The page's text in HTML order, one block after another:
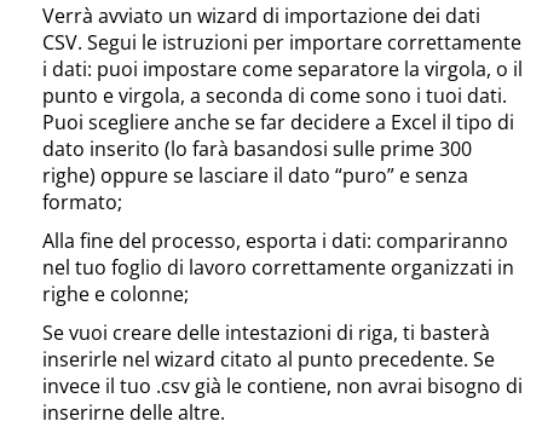
Verrà avviato un wizard di importazione dei dati
CSV. Segui le istruzioni per importare correttamente
i dati: puoi impostare come separatore la virgola, o il
punto e virgola, a seconda di come sono i tuoi dati.
Puoi scegliere anche se far decidere a Excel il tipo di
dato inserito (lo farà basandosi sulle prime 300
righe) oppure se lasciare il dato “puro” e senza
formato;
Alla fine del processo, esporta i dati: compariranno
nel tuo foglio di lavoro correttamente organizzati in
righe e colonne;
Se vuoi creare delle intestazioni di riga, ti basterà
inserirle nel wizard citato al punto precedente. Se
invece il tuo .csv già le contiene, non avrai bisogno di
inserirne delle altre.